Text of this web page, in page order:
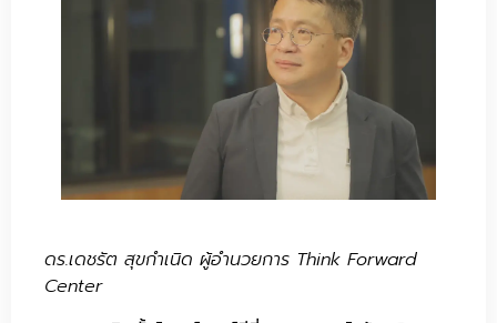
ดร.เดชรัต สุขกำเนิด ผู้อำนวยการ Think Forward
Center